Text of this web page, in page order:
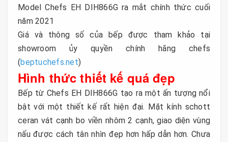
Model Chefs EH DIH866G ra mắt chính thức cuối
năm 2021
Giá và thông số của bếp được tham khảo tại
showroom ủy quyền chính hãng chefs
(beptuchefs.net)
Hình thức thiết kế quá đẹp
Bếp từ Chefs EH DIH866G tạo ra một ấn tượng nổi
bật với một thiết kế rất hiện đại. Mặt kính schott
ceran vát cạnh bo viền nhôm 2 cạnh, giao diện vùng
nấu được cách tân nhìn đẹp hơn hấp dẫn hơn. Chưa